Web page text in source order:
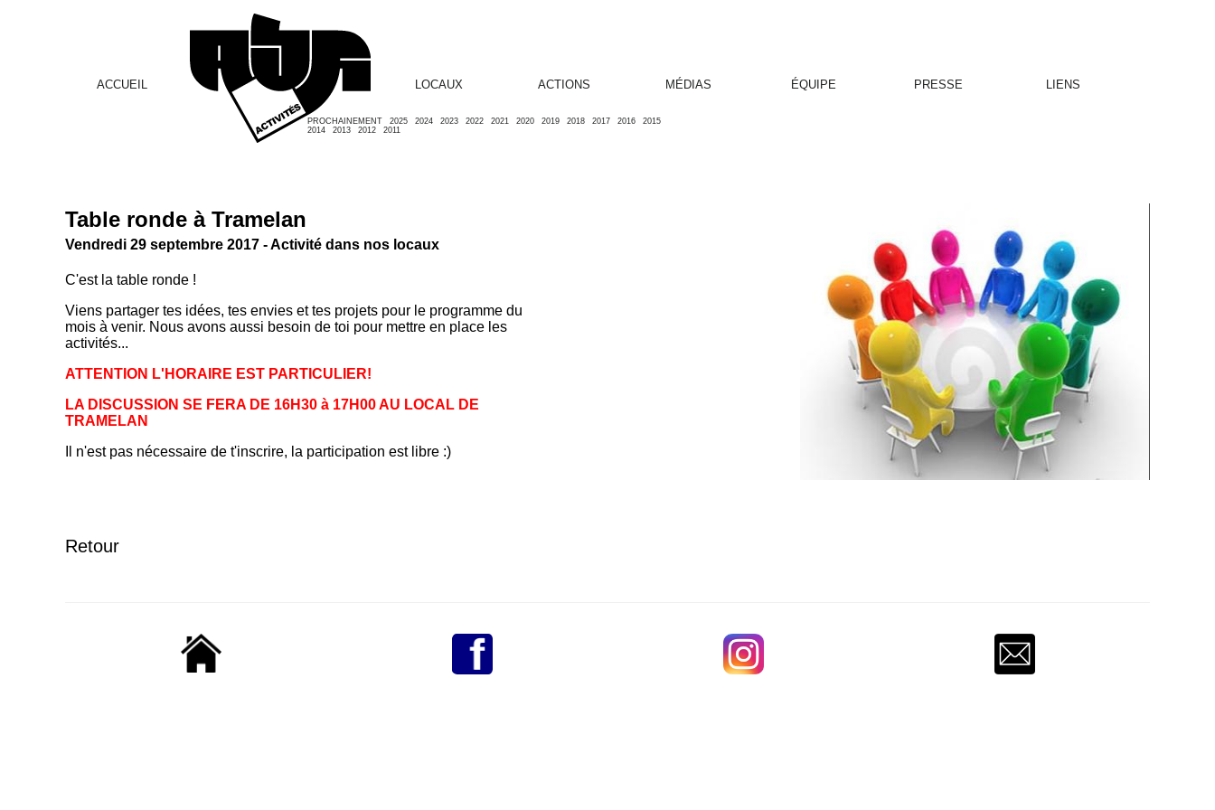
ACCUEIL
PROCHAINEMENT 2025 2024 2023 2022 2021 2020 2019 2018 2017 2016
2015
2014
2013 2012 2011
LOCAUX ACTIONS MÉDIAS ÉQUIPE PRESSE LIENS
Table ronde à Tramelan
Vendredi 29 septembre 2017 - Activité dans nos locaux
C'est la table ronde !
Viens partager tes idées, tes envies et tes projets pour le programme du
mois à venir. Nous avons aussi besoin de toi pour mettre en place les
activités...
ATTENTION L'HORAIRE EST PARTICULIER!
LA DISCUSSION SE FERA DE 16H30 à 17H00 AU LOCAL DE
TRAMELAN
Il n'est pas nécessaire de t'inscrire, la participation est libre :)
Retour